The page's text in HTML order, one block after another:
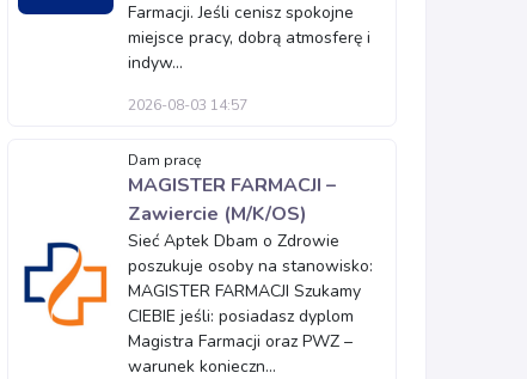
Farmacji. Jeśli cenisz spokojne
miejsce pracy, dobrą atmosferę i
indyw...
2026-08-03 14:57
Dam pracę
MAGISTER FARMACJI –
Zawiercie (M/K/OS)
Sieć Aptek Dbam o Zdrowie
poszukuje osoby na stanowisko:
MAGISTER FARMACJI Szukamy
CIEBIE jeśli: posiadasz dyplom
Magistra Farmacji oraz PWZ –
warunek konieczn...